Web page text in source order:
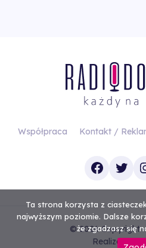
Współpraca Kontakt /
© 2026 Copyright
Realizacja
Ta strona korzysta z
najwyższym poziomie. Dalsze
że zgadzasz się